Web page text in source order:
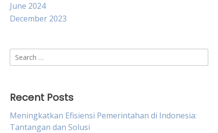
June 2024
December 2023
Search
for:
Recent Posts
Meningkatkan Efisiensi Pemerintahan di Indonesia:
Tantangan dan Solusi